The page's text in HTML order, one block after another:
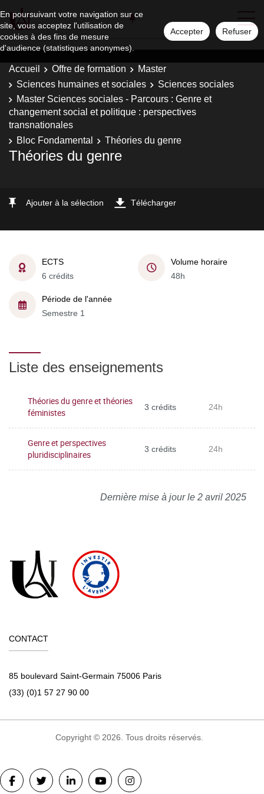
En poursuivant votre navigation sur ce
site, vous acceptez l'utilisation de
cookies à des fins de mesure
d'audience (statistiques anonymes).
Accepter Refuser
Accueil Offre de formation
Master
Sciences humaines et sociales
Sciences sociales
Master Sciences sociales - Parcours : Genre et
changement social et politique : perspectives
transnationales
Bloc Fondamental
Théories du genre
Théories du genre
Ajouter à la sélection Télécharger
ECTS
6 crédits
Volume horaire
48h
Période de l'année
Semestre 1
Liste des enseignements
Théories du genre et théories
féministes
3 crédits 24h
Genre et perspectives
pluridisciplinaires
3 crédits 24h
Dernière mise à jour le 2 avril 2025
CONTACT
85 boulevard Saint-Germain 75006 Paris
(33) (0)1 57 27 90 00
Copyright © 2026. Tous droits réservés.